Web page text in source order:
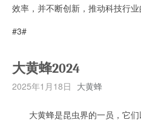
效率，并不断创新，推动科技行业
#3#
大黄蜂2024
2025年1月18日 大黄蜂
大黄蜂是昆虫界的一员，它们